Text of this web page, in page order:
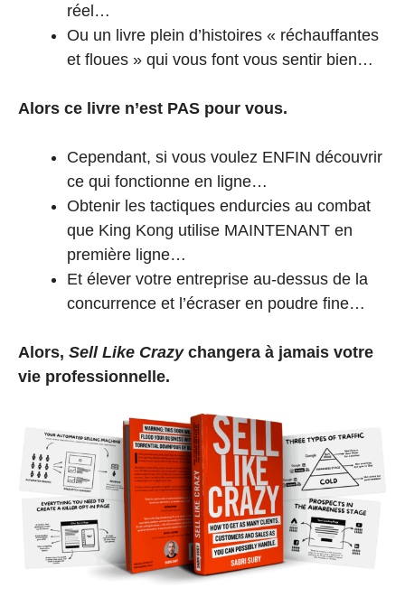
réel…
Ou un livre plein d’histoires « réchauffantes
et floues » qui vous font vous sentir bien…
Alors ce livre n’est PAS pour vous.
Cependant, si vous voulez ENFIN découvrir
ce qui fonctionne en ligne…
Obtenir les tactiques endurcies au combat
que King Kong utilise MAINTENANT en
première ligne…
Et élever votre entreprise au-dessus de la
concurrence et l’écraser en poudre fine…
Alors, Sell Like Crazychangera à jamais votre
vie professionnelle.